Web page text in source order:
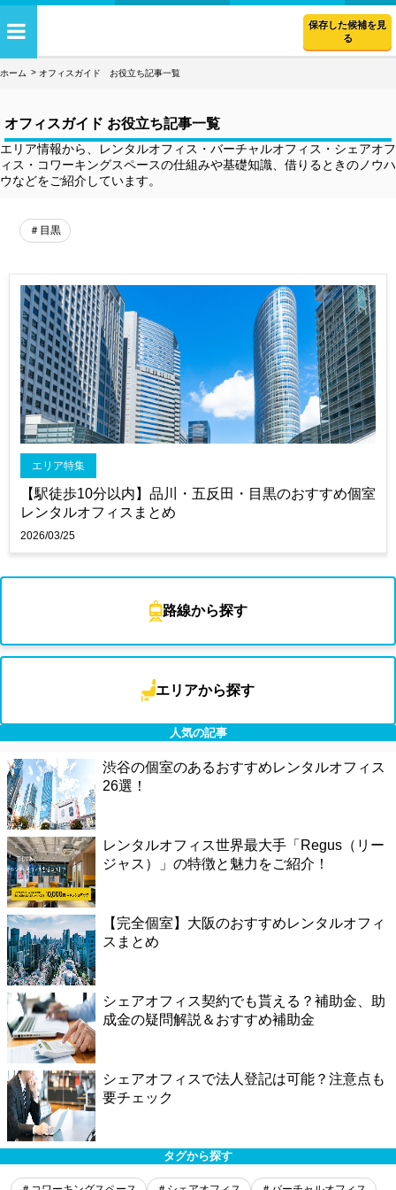
保存した候補を見
る
ホーム オフィスガイド お役立ち記事一覧
オフィスガイド お役立ち記事一覧
エリア情報から、レンタルオフィス・バーチャルオフィス・シェアオフ
ィス・コワーキングスペースの仕組みや基礎知識、借りるときのノウハ
ウなどをご紹介しています。
＃目黒
【駅徒歩10分以内】品川・五反田・目黒のおすすめ個室
レンタルオフィスまとめ
エリア特集
2026/03/25
路線から探す
エリアから探す
人気の記事
渋谷の個室のあるおすすめレンタルオフィス
26選！
レンタルオフィス世界最大手「Regus（リー
ジャス）」の特徴と魅力をご紹介！
【完全個室】大阪のおすすめレンタルオフィ
スまとめ
シェアオフィス契約でも貰える？補助金、助
成金の疑問解説＆おすすめ補助金
シェアオフィスで法人登記は可能？注意点も
要チェック
タグから探す